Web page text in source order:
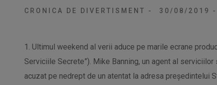
CRONICA DE DIVERTISMENT - 30/08/2019 -
1. Ultimul weekend al verii aduce pe marile ecrane
Serviciile Secrete”). Mike Banning, un agent al
acuzat pe nedrept de un atentat la adresa președintelui